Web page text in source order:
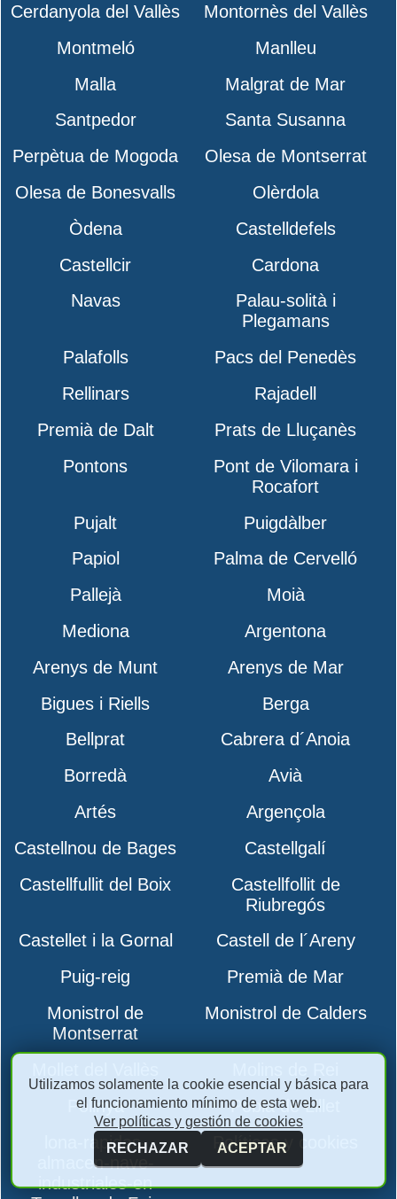
Cerdanyola del Vallès
Montornès del Vallès
Montmeló
Manlleu
Malla
Malgrat de Mar
Santpedor
Santa Susanna
Perpètua de Mogoda
Olesa de Montserrat
Olesa de Bonesvalls
Olèrdola
Òdena
Castelldefels
Castellcir
Cardona
Navas
Palau-solità i
Plegamans
Palafolls
Pacs del Penedès
Rellinars
Rajadell
Premià de Dalt
Prats de Lluçanès
Pontons
Pont de Vilomara i
Rocafort
Pujalt
Puigdàlber
Papiol
Palma de Cervelló
Pallejà
Moià
Mediona
Argentona
Arenys de Munt
Arenys de Mar
Bigues i Riells
Berga
Bellprat
Cabrera d´Anoia
Borredà
Avià
Artés
Argençola
Castellnou de Bages
Castellgalí
Castellfullit del Boix
Castellfollit de
Riubregós
Castellet i la Gornal
Castell de l´Areny
Puig-reig
Premià de Mar
Monistrol de
Montserrat
Monistrol de Calders
Polinyà
Pobla de Lillet
lona-rapidas-
almacen-nave-
industriales-en
Políticas y cookies
Utilizamos solamente la cookie esencial y básica para
el funcionamiento mínimo de esta web.
Ver políticas y gestión de cookies
RECHAZAR
ACEPTAR